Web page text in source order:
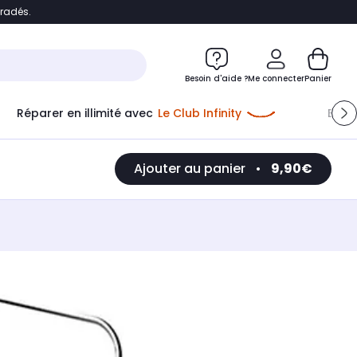
Accéder directement au chatbot
Besoin d'aide ?Me connecter
Me connecter
Nouveau client Créer mon compte
ou me connecter avec
Panier
Réparer en illimité avec Le Club Infinity
Ajouter au panier • 9,90€